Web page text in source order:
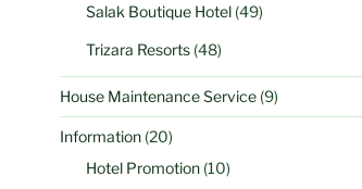
Salak Boutique Hotel(49)
Trizara Resorts(48)
House Maintenance Service(9)
Information(20)
Hotel Promotion(10)